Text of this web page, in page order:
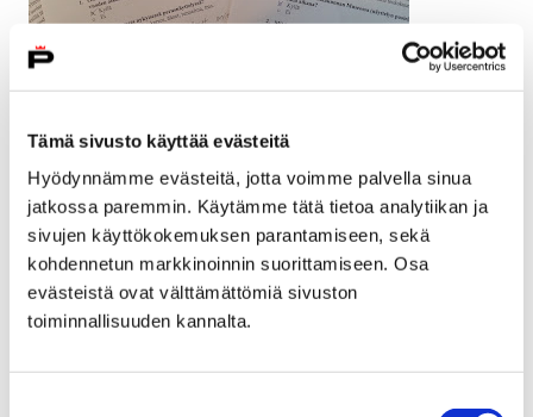
Tämä sivusto käyttää evästeitä
Hyödynnämme evästeitä, jotta voimme palvella sinua
jatkossa paremmin. Käytämme tätä tietoa analytiikan ja
sivujen käyttökokemuksen parantamiseen, sekä
kohdennetun markkinoinnin suorittamiseen. Osa
evästeistä ovat välttämättömiä sivuston
toiminnallisuuden kannalta.
Museon nykyinen perusnäyttely on saanut
vastauksissa kiittävää palautetta. Näyttelyn
pidetyimmät kohteet ovat Porin kaupungin v. 1852
pienoismalli, Sigrid Juséliuksen huone, Laviasta
kotoisin oleva Pekkalan kauppa ja sen innoittamana